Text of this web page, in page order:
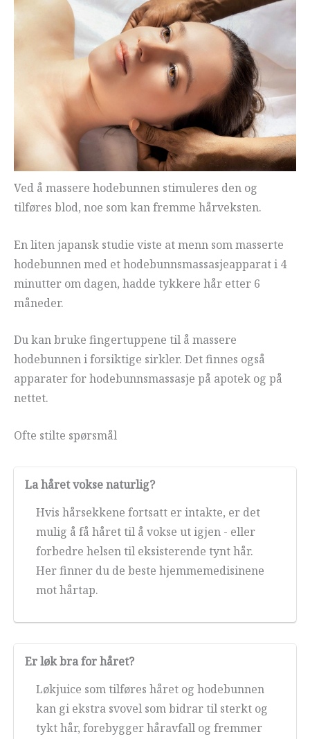
Ved å massere hodebunnen stimuleres den og
tilføres blod, noe som kan fremme hårveksten.
En liten japansk studie viste at menn som masserte
hodebunnen med et hodebunnsmassasjeapparat i 4
minutter om dagen, hadde tykkere hår etter 6
måneder.
Du kan bruke fingertuppene til å massere
hodebunnen i forsiktige sirkler. Det finnes også
apparater for hodebunnsmassasje på apotek og på
nettet.
Ofte stilte spørsmål
La håret vokse naturlig?
Hvis hårsekkene fortsatt er intakte, er det
mulig å få håret til å vokse ut igjen - eller
forbedre helsen til eksisterende tynt hår.
Her finner du de beste hjemmemedisinene
mot hårtap.
Er løk bra for håret?
Løkjuice som tilføres håret og hodebunnen
kan gi ekstra svovel som bidrar til sterkt og
tykt hår, forebygger håravfall og fremmer